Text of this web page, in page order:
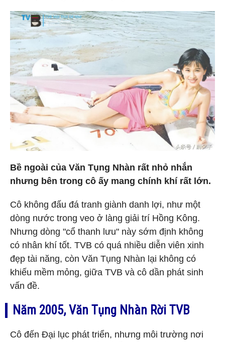
Bề ngoài của Văn Tụng Nhàn rất nhỏ nhắn
nhưng bên trong cô ấy mang chính khí rất lớn.
Cô không đấu đá tranh giành danh lợi, như một
dòng nước trong veo ở làng giải trí Hồng Kông.
Nhưng dòng "cổ thanh lưu" này sớm định không
có nhân khí tốt. TVB có quá nhiều diễn viên xinh
đẹp tài năng, còn Văn Tụng Nhàn lại không có
khiếu mềm mỏng, giữa TVB và cô dần phát sinh
vấn đề.
Năm 2005, Văn Tụng Nhàn Rời TVB
Cô đến Đại lục phát triển, nhưng môi trường nơi